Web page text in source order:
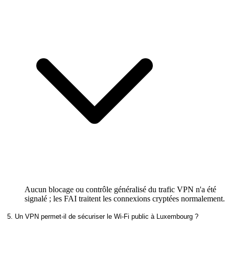
Aucun blocage ou contrôle généralisé du trafic VPN n'a été
signalé ; les FAI traitent les connexions cryptées normalement.
5. Un VPN permet-il de sécuriser le Wi-Fi public à Luxembourg ?